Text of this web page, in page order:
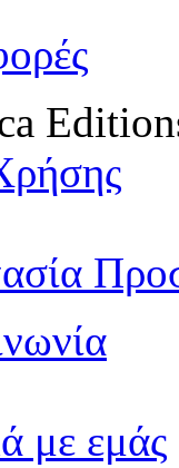
με εμάς